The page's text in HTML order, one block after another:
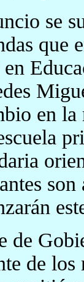
se
que
en la
de
de los